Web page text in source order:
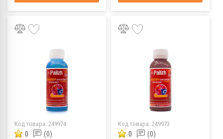
Код товара: 249974
0 (0)
Код товара: 249973
0 (0)